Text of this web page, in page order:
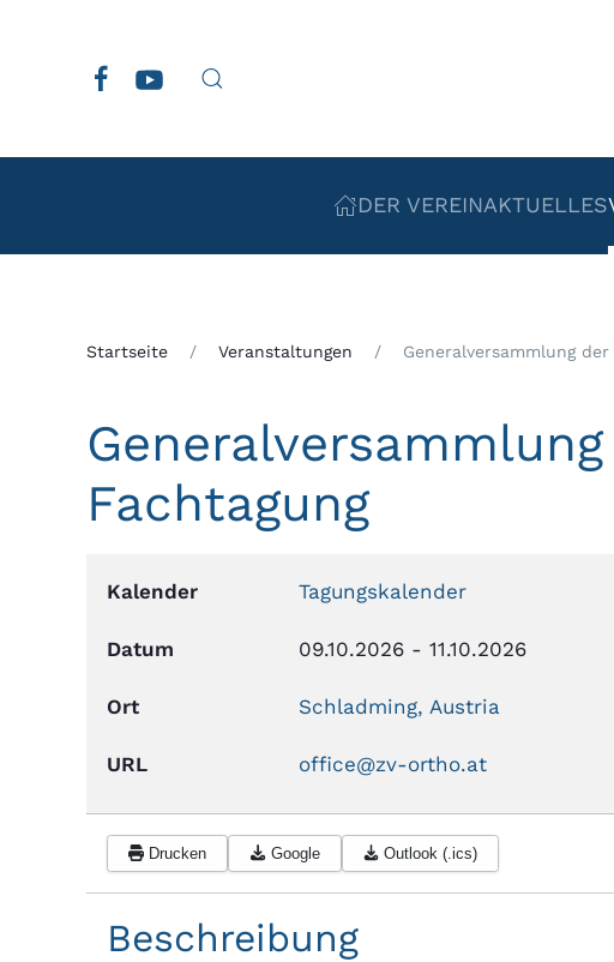
Zum Hauptinhalt springen
DER VEREINAKTUELLES
Startseite Veranstaltungen Generalversammlung
Fachtagung
Kalender Tagungskalender
Datum 09.10.2026 - 11.10.2026
Ort Schladming, Austria
URL office@zv-ortho.at
Drucken Google Outlook (.ics)
Beschreibung